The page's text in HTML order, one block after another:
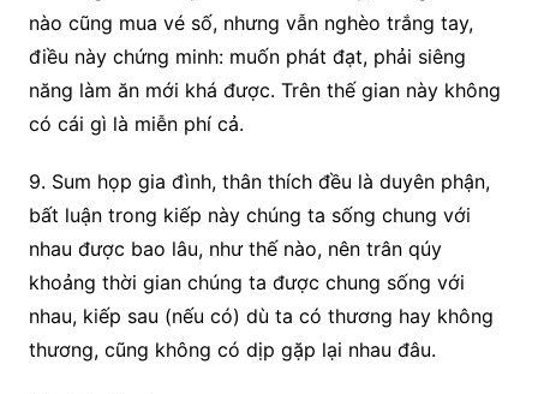
nào cũng mua vé số, nhưng vẫn nghèo trắng tay,
điều này chứng minh: muốn phát đạt, phải siêng
năng làm ăn mới khá được. Trên thế gian này không
có cái gì là miễn phí cả.
9. Sum họp gia đình, thân thích đều là duyên phận,
bất luận trong kiếp này chúng ta sống chung với
nhau được bao lâu, như thế nào, nên trân qúy
khoảng thời gian chúng ta được chung sống với
nhau, kiếp sau (nếu có) dù ta có thương hay không
thương, cũng không có dịp gặp lại nhau đâu.